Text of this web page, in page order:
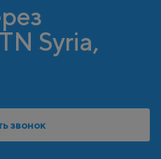
Syria,
звонок